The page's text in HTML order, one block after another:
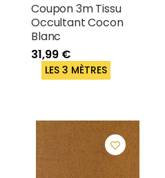
Coupon 3m Tissu
Occultant Cocon
Blanc
31,99 €
LES 3 MÈTRES